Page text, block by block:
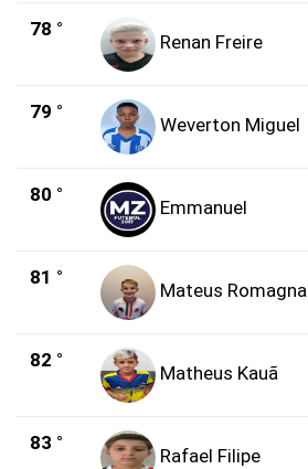
78 °
Renan Freire
79 °
Weverton Miguel
80 °
Emmanuel
81 °
Mateus Romagna
82 °
Matheus Kauã
83 °
Rafael Filipe